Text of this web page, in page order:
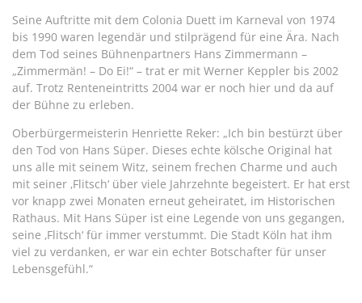
Seine Auftritte mit dem Colonia Duett im Karneval von 1974
bis 1990 waren legendär und stilprägend für eine Ära. Nach
dem Tod seines Bühnenpartners Hans Zimmermann –
„Zimmermän! – Do Ei!“ – trat er mit Werner Keppler bis 2002
auf. Trotz Renteneintritts 2004 war er noch hier und da auf
der Bühne zu erleben.
Oberbürgermeisterin Henriette Reker: „Ich bin bestürzt über
den Tod von Hans Süper. Dieses echte kölsche Original hat
uns alle mit seinem Witz, seinem frechen Charme und auch
mit seiner ‚Flitsch‘ über viele Jahrzehnte begeistert. Er hat erst
vor knapp zwei Monaten erneut geheiratet, im Historischen
Rathaus. Mit Hans Süper ist eine Legende von uns gegangen,
seine ‚Flitsch‘ für immer verstummt. Die Stadt Köln hat ihm
viel zu verdanken, er war ein echter Botschafter für unser
Lebensgefühl.“